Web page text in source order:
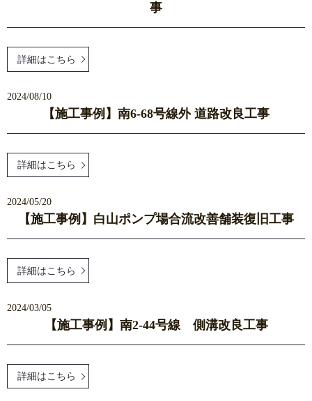
事
詳細はこちら
2024/08/10
【施工事例】南6-68号線外 道路改良工事
詳細はこちら
2024/05/20
【施工事例】白山ポンプ場合流改善舗装復旧工事
詳細はこちら
2024/03/05
【施工事例】南2-44号線 側溝改良工事
詳細はこちら